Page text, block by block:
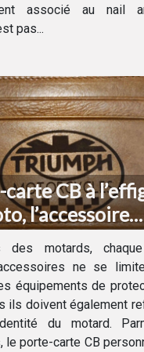
associé au nail
pas...
CB à
l’accessoire
du motard
des motards,
ne se
équipements de
ils doivent également
du motard.
le porte-carte CB